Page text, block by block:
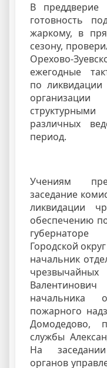
В преддверие
готовность
жаркому, в
сезону,
Орехово-
ежегодные
по
организации
различных
период.
Учениям
заседание
ликвидации
обеспечению
Городской
начальник
начальника
пожарного
Домодедово,
службы
На
органов